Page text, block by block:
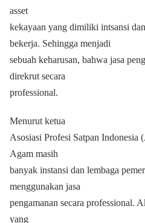
asset
kekayaan yang dimiliki intsansi
bekerja. Sehingga menjadi
sebuah keharusan, bahwa jasa
direkrut secara
professional.
Menurut ketua
Asosiasi Profesi Satpan
Agam masih
banyak instansi dan lembaga
menggunakan jasa
pengamanan secara professional.
yang